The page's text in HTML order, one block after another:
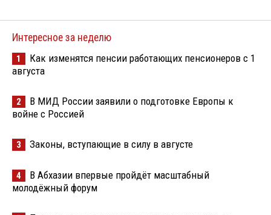
Интересное за неделю
1
Как изменятся пенсии работающих пенсионеров с 1
августа
2
В МИД России заявили о подготовке Европы к
войне с Россией
3 Законы, вступающие в силу в августе
4
В Абхазии впервые пройдёт масштабный
молодёжный форум